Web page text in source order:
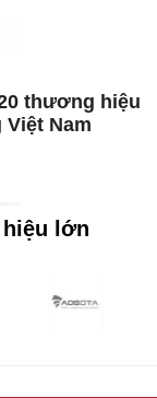
thương hiệu
Việt Nam
lớn